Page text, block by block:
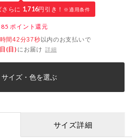
らに 1,716円引き！ ※適用条件
85 ポイント還元
間42分36秒以内のお支払いで
(日) にお届け 詳細
サイズ・色を選ぶ
サイズ詳細